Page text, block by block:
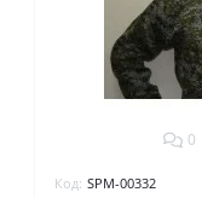
0
Код: SPM-00332